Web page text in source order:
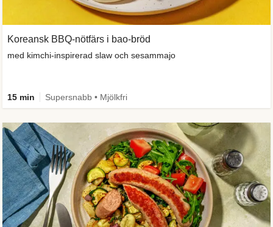
Koreansk BBQ-nötfärs i bao-bröd
med kimchi-inspirerad slaw och sesammajo
15 min Supersnabb • Mjölkfri